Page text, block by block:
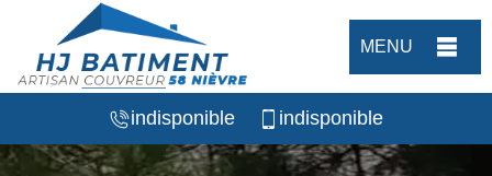
MENU
indisponible indisponible